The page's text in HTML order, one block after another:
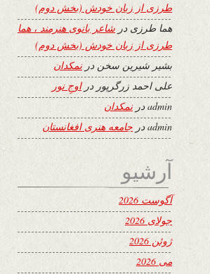
طرزی از زبان خودش (بخش دوم)
هما طرزی در شاعر بانوی هنرمند ، هما
طرزی از زبان خودش (بخش دوم)
بشیر شیرین سخن درنمکدان
علی احمد زرگرپور دراوجِ نور
adminدرنمکدان
admin در جامعه هنری افغانستان
آرشیو
آگوست 2026
جولای 2026
ژوئن 2026
می 2026